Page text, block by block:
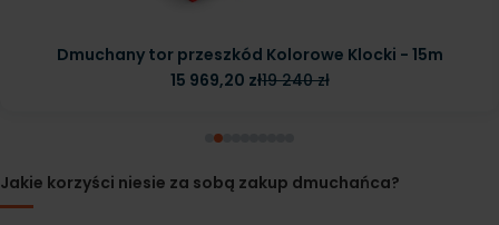
Dmuchany tor przeszkód Kolorowe Klocki - 15m
15 969,20 zł19 240 zł
Jakie korzyści niesie za sobą zakup dmuchańca?